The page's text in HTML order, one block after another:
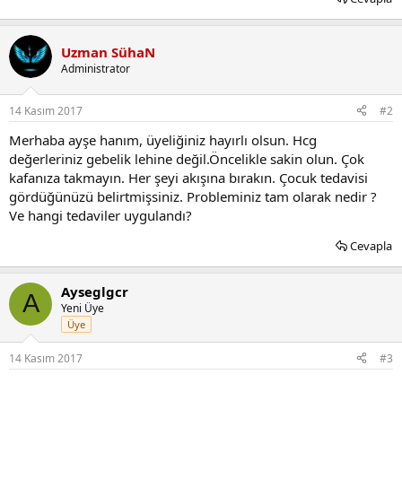
Uzman SühaN
Administrator
14 Kasım 2017 #2
Merhaba ayşe hanım, üyeliğiniz hayırlı olsun. Hcg
değerleriniz gebelik lehine değil.Öncelikle sakin olun. Çok
kafanıza takmayın. Her şeyi akışına bırakın. Çocuk tedavisi
gördüğünüzü belirtmişsiniz. Probleminiz tam olarak nedir ?
Ve hangi tedaviler uygulandı?
Cevapla
A Ayseglgcr
Yeni Üye
Üye
14 Kasım 2017 #3